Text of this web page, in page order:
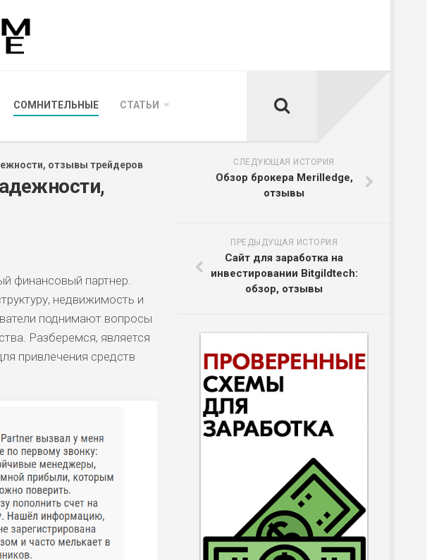
СОМНИТЕЛЬНЫЕ СТАТЬИ
отзывы трейдеров
финансовый партнер.
недвижимость и
поднимают вопросы
Разберемся, является
привлечения средств
СЛЕДУЮЩАЯ ИСТОРИЯ
Обзор брокера Merilledge,
отзывы
ПРЕДЫДУЩАЯ ИСТОРИЯ
Сайт для заработка на
инвестировании Bitgildtech:
обзор, отзывы